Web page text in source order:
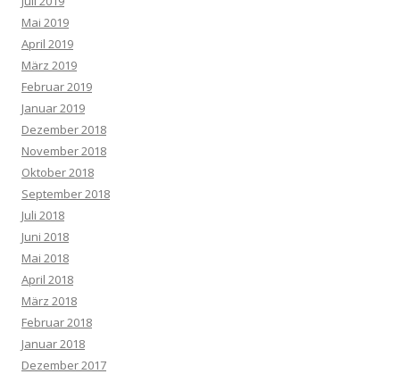
Mai 2019
April 2019
März 2019
Februar 2019
Januar 2019
Dezember 2018
November 2018
Oktober 2018
September 2018
Juli 2018
Juni 2018
Mai 2018
April 2018
März 2018
Februar 2018
Januar 2018
Dezember 2017